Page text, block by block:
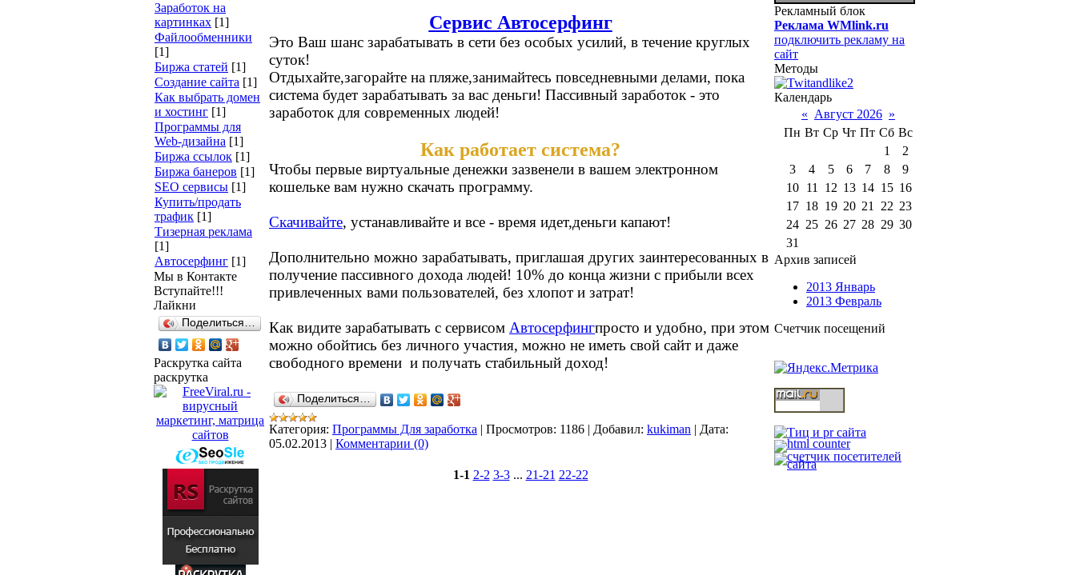
Заработок на
картинках [1]
Файлообменники
[1]
Биржа статей [1]
Создание сайта [1]
Как выбрать домен
и хостинг [1]
Программы для
Web-дизайна [1]
Биржа ссылок [1]
Биржа банеров [1]
SEO сервисы [1]
Купить/продать
трафик [1]
Тизерная реклама
[1]
Автосерфинг [1]
Мы в Контакте
Вступайте!!!
Лайкни
Поделиться…
Раскрутка сайта
раскрутка
Сервис Автосерфинг
Это Ваш шанс зарабатывать в сети без особых усилий, в течение круглых
суток!
Отдыхайте,загорайте на пляже,занимайтесь повседневными делами, пока
система будет зарабатывать за вас деньги! Пассивный заработок - это
заработок для современных людей!
Как работает система?
Чтобы первые виртуальные денежки зазвенели в вашем электронном
кошельке вам нужно скачать программу.
Скачивайте, устанавливайте и все - время идет,деньги капают!
Дополнительно можно зарабатывать, приглашая других заинтересованных в
получение пассивного дохода людей! 10% до конца жизни с прибыли всех
привлеченных вами пользователей, без хлопот и затрат!
Как видите зарабатывать с сервисом Автосерфингпросто и удобно, при этом
можно обойтись без личного участия, можно не иметь свой сайт и даже
свободного времени и получать стабильный доход!
Поделиться…
Категория: Программы Для заработка | Просмотров: 1186 | Добавил: kukiman | Дата:
05.02.2013 | Комментарии (0)
1-1 2-2 3-3 ... 21-21 22-22
Рекламный блок
Реклама WMlink.ru
подключить рекламу на
сайт
Методы
Календарь
« Август 2026 »
Пн Вт Ср Чт Пт Сб Вс
1
2
3
4 5 6 7 8
9
10
11 12 13 14 15 16
17 18 19 20 21 22 23
24 25 26 27 28 29 30
31
Архив записей
2013 Январь
2013 Февраль
Счетчик посещений